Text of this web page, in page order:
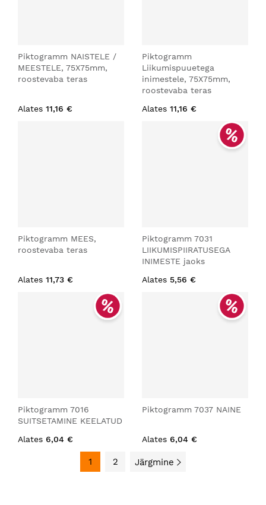
Piktogramm NAISTELE /
MEESTELE, 75X75mm,
roostevaba teras
Alates 11,16 €
Piktogramm
Liikumispuuetega
inimestele, 75X75mm,
roostevaba teras
Alates 11,16 €
Piktogramm MEES,
roostevaba teras
Alates 11,73 €
Piktogramm 7031
LIIKUMISPIIRATUSEGA
INIMESTE jaoks
Alates 5,56 €
Piktogramm 7016
SUITSETAMINE KEELATUD
Alates 6,04 €
Piktogramm 7037 NAINE
Alates 6,04 €
1 2 Järgmine